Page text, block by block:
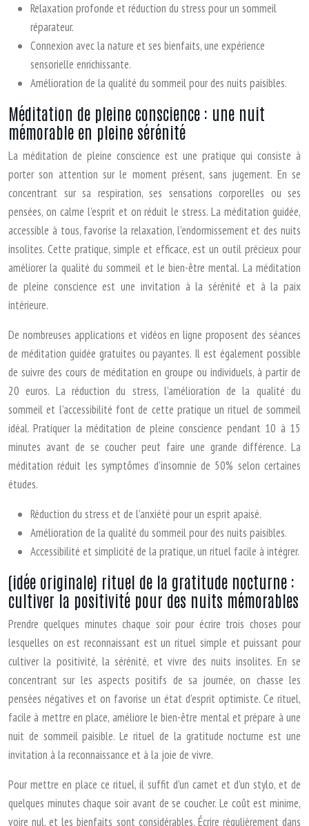
Relaxation profonde et réduction du stress pour un sommeil
réparateur.
Connexion avec la nature et ses bienfaits, une expérience
sensorielle enrichissante.
Amélioration de la qualité du sommeil pour des nuits paisibles.
Méditation de pleine conscience : une nuit
mémorable en pleine sérénité
La méditation de pleine conscience est une pratique qui consiste à
porter son attention sur le moment présent, sans jugement. En se
concentrant sur sa respiration, ses sensations corporelles ou ses
pensées, on calme l’esprit et on réduit le stress. La méditation guidée,
accessible à tous, favorise la relaxation, l’endormissement et des nuits
insolites. Cette pratique, simple et efficace, est un outil précieux pour
améliorer la qualité du sommeil et le bien-être mental. La méditation
de pleine conscience est une invitation à la sérénité et à la paix
intérieure.
De nombreuses applications et vidéos en ligne proposent des séances
de méditation guidée gratuites ou payantes. Il est également possible
de suivre des cours de méditation en groupe ou individuels, à partir de
20 euros. La réduction du stress, l’amélioration de la qualité du
sommeil et l’accessibilité font de cette pratique un rituel de sommeil
idéal. Pratiquer la méditation de pleine conscience pendant 10 à 15
minutes avant de se coucher peut faire une grande différence. La
méditation réduit les symptômes d’insomnie de 50% selon certaines
études.
Réduction du stress et de l’anxiété pour un esprit apaisé.
Amélioration de la qualité du sommeil pour des nuits paisibles.
Accessibilité et simplicité de la pratique, un rituel facile à intégrer.
(idée originale) rituel de la gratitude nocturne :
cultiver la positivité pour des nuits mémorables
Prendre quelques minutes chaque soir pour écrire trois choses pour
lesquelles on est reconnaissant est un rituel simple et puissant pour
cultiver la positivité, la sérénité, et vivre des nuits insolites. En se
concentrant sur les aspects positifs de sa journée, on chasse les
pensées négatives et on favorise un état d’esprit optimiste. Ce rituel,
facile à mettre en place, améliore le bien-être mental et prépare à une
nuit de sommeil paisible. Le rituel de la gratitude nocturne est une
invitation à la reconnaissance et à la joie de vivre.
Pour mettre en place ce rituel, il suffit d’un carnet et d’un stylo, et de
quelques minutes chaque soir avant de se coucher. Le coût est minime,
voire nul, et les bienfaits sont considérables. Écrire régulièrement dans